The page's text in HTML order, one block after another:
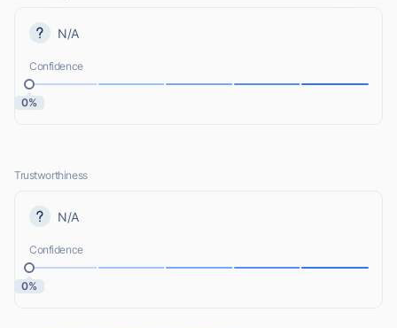
N/A
Confidence
0%
Trustworthiness
N/A
Confidence
0%